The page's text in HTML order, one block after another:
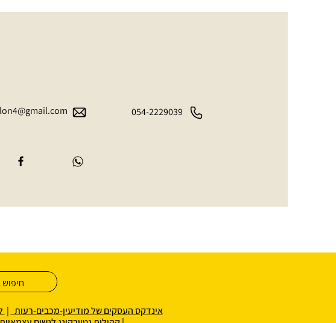
054-2229039
אינדקס העסקים של מודיעין-מכבים-רעות |